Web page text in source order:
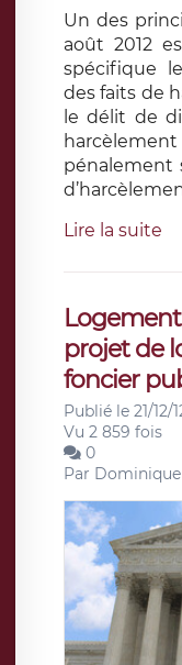
Un des
août 2012
spécifique
des faits de
le délit de
pénalement
Lire la suite
projet de
foncier
Publié le 21/12/
Vu 2 859 fois
0
Par Dominique